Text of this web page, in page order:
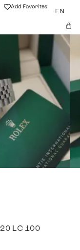
Add Favorites
EN
LC 100